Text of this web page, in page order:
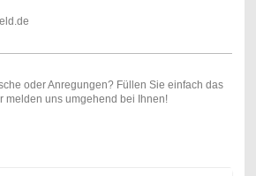
oder Anregungen? Füllen Sie einfach das
melden uns umgehend bei Ihnen!